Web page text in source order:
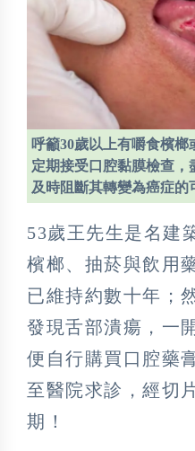
呼籲30歲以上有嚼食檳
定期接受口腔黏膜檢查，
及時阻斷其轉變為癌症的
53歲王先生是名建
檳榔、抽菸與飲用
已維持約數十年；
發現舌部潰瘍，一
便自行購買口腔藥
至醫院求診，經切
期！